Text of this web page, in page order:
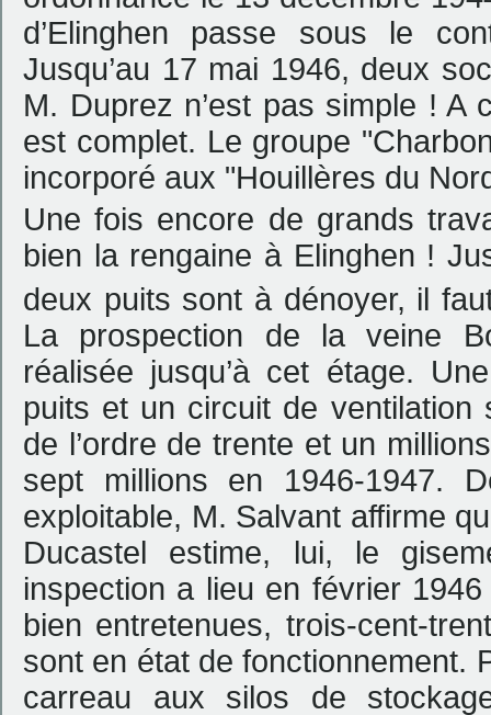
d’Elinghen passe sous le
Jusqu’au 17 mai 1946, deux
M. Duprez n’est pas simple ! A
est complet. Le groupe
incorporé aux "Houillères du
Une fois encore de grands
bien la rengaine à Elinghen !
deux puits sont à dénoyer, il
La prospection de la veine
réalisée jusqu’à cet étage.
puits et un circuit de ventilation
de l’ordre de trente et un
sept millions en 1946-1947.
exploitable, M. Salvant affirme
Ducastel estime, lui, le
inspection a lieu en février
bien entretenues, trois-cent-
sont en état de fonctionnement.
carreau aux silos de